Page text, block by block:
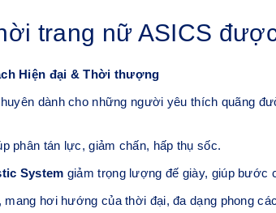
trang nữ ASICS
Hiện đại & Thời thượng
dành cho những người yêu thích quãng
phân tán lực, giảm chấn, hấp thụ sốc.
System giảm trọng lượng đế giày, giúp bước
mang hơi hướng của thời đại, đa dạng phong